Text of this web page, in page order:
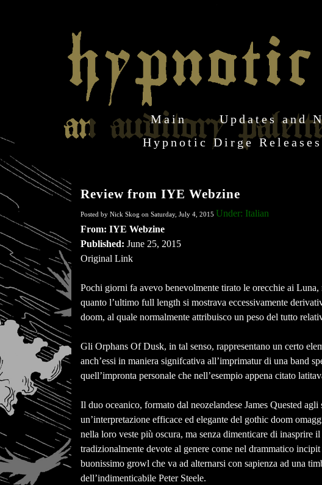
Main Updates and
Hypnotic Dirge Releases
Review from IYE Webzine
Posted by Nick Skog on Saturday, July 4, 2015 Under: Italian
From: IYE Webzine
Published: June 25, 2015
Original Link
Pochi giorni fa avevo benevolmente tirato le orecchie ai
quanto l’ultimo full length si mostrava eccessivamente
doom, al quale normalmente attribuisco un peso del tutto
Gli Orphans Of Dusk, in tal senso, rappresentano un certo
anch’essi in maniera signifcativa all’imprimatur di una band
quell’impronta personale che nell’esempio appena citato
Il duo oceanico, formato dal neozelandese James Quested
un’interpretazione efficace ed elegante del gothic doom
nella loro veste più oscura, ma senza dimenticare di inasprire
tradizionalmente devote al genere come nel drammatico
buonissimo growl che va ad alternarsi con sapienza ad una
dell’indimenticabile Peter Steele.